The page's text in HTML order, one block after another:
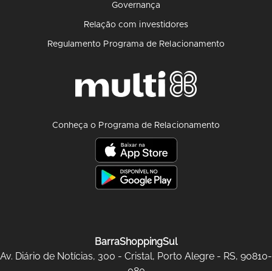
Governança
Relação com investidores
Regulamento Programa de Relacionamento
Conheça o Programa de Relacionamento
BarraShoppingSul
Av. Diário de Notícias, 300 - Cristal, Porto Alegre - RS, 90810-